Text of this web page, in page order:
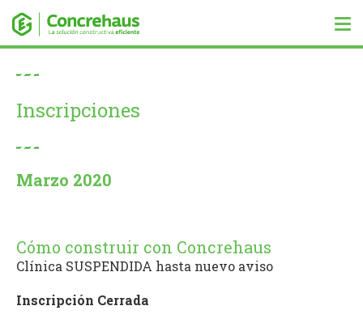
Inscripciones
Marzo 2020
Cómo construir con Concrehaus
Clínica SUSPENDIDA hasta nuevo aviso
Inscripción Cerrada